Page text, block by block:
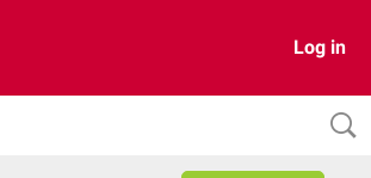
Log in